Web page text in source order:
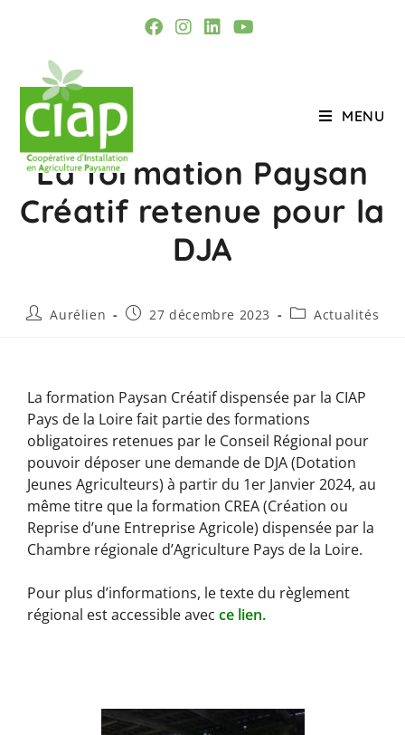
MENU
La formation Paysan
Créatif retenue pour la
DJA
Aurélien 27 décembre 2023 Actualités
La formation Paysan Créatif dispensée par la CIAP
Pays de la Loire fait partie des formations
obligatoires retenues par le Conseil Régional pour
pouvoir déposer une demande de DJA (Dotation
Jeunes Agriculteurs) à partir du 1er Janvier 2024, au
même titre que la formation CREA (Création ou
Reprise d’une Entreprise Agricole) dispensée par la
Chambre régionale d’Agriculture Pays de la Loire.
Pour plus d’informations, le texte du règlement
régional est accessible avec ce lien.